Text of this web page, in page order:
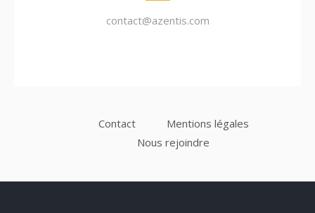
contact@azentis.com
Contact
Mentions légales
Nous rejoindre